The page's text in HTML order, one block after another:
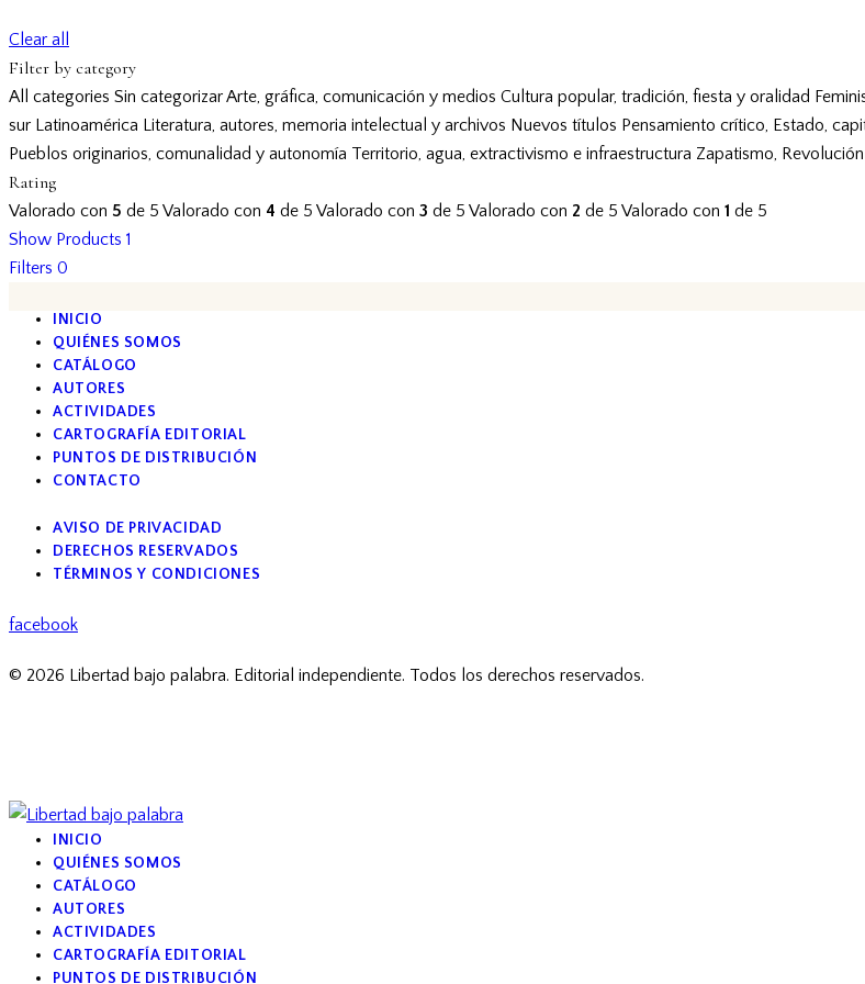
Clear all
Filter by category
All categories Sin categorizarArte, gráfica, comunicación y medios Cultura popular, tradición, fiesta y oralidad
sur Latinoamérica Literatura, autores, memoria intelectual y archivos Nuevos títulos Pensamiento crítico, Estado,
Pueblos originarios, comunalidad y autonomía Territorio, agua, extractivismo e infraestructura Zapatismo,
Rating
Valorado con 5 de 5 Valorado con 4 de 5 Valorado con 3 de 5 Valorado con 2 de 5 Valorado con 1 de 5
Show Products 1
Filters 0
INICIO
QUIÉNES SOMOS
CATÁLOGO
AUTORES
ACTIVIDADES
CARTOGRAFÍA EDITORIAL
PUNTOS DE DISTRIBUCIÓN
CONTACTO
AVISO DE PRIVACIDAD
DERECHOS RESERVADOS
TÉRMINOS Y CONDICIONES
facebook
© 2026 Libertad bajo palabra. Editorial independiente. Todos los derechos reservados.
INICIO
QUIÉNES SOMOS
CATÁLOGO
AUTORES
ACTIVIDADES
CARTOGRAFÍA EDITORIAL
PUNTOS DE DISTRIBUCIÓN